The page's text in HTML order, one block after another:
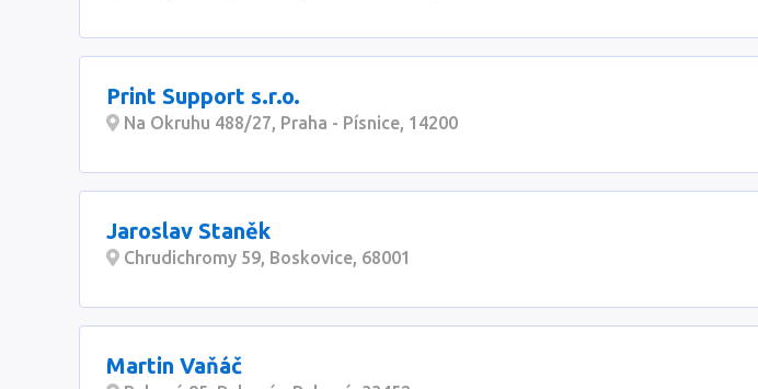
Print Support s.r.o.
Na Okruhu 488/27, Praha - Písnice, 14200
Jaroslav Staněk
Chrudichromy 59, Boskovice, 68001
Martin Vaňáč